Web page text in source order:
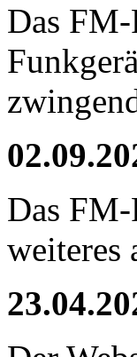
Das
Das
weiteres